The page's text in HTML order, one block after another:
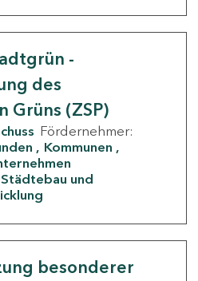
-
des
Grüns (ZSP)
Fördernehmer:
Kommunen
Städtebau und
besonderer